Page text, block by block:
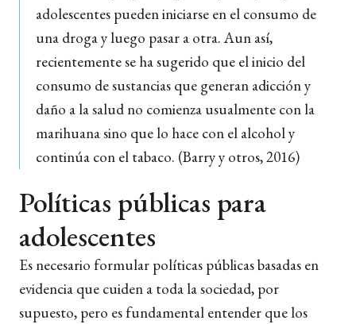
adolescentes pueden iniciarse en el consumo de
una droga y luego pasar a otra. Aun así,
recientemente se ha sugerido que el inicio del
consumo de sustancias que generan adicción y
daño a la salud no comienza usualmente con la
marihuana sino que lo hace con el alcohol y
continúa con el tabaco. (Barry y otros, 2016)
Políticas públicas para
adolescentes
Es necesario formular políticas públicas basadas en
evidencia que cuiden a toda la sociedad, por
supuesto, pero es fundamental entender que los